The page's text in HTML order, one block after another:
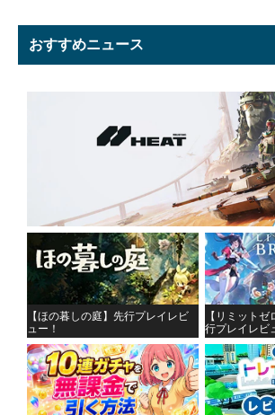
おすすめニュース
【ほの暮しの庭】先行プレイレビ
ュー！
【リミット
行プレイレビ